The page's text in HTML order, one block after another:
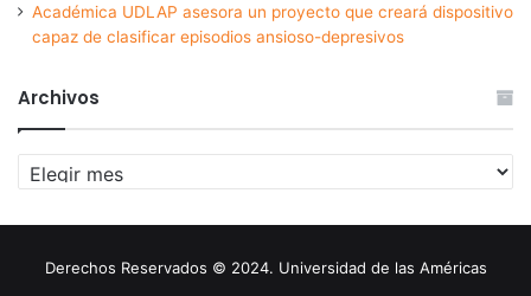
Académica UDLAP asesora un proyecto que creará dispositivo
capaz de clasificar episodios ansioso-depresivos
Archivos
Archivos
Derechos Reservados © 2024. Universidad de las Américas